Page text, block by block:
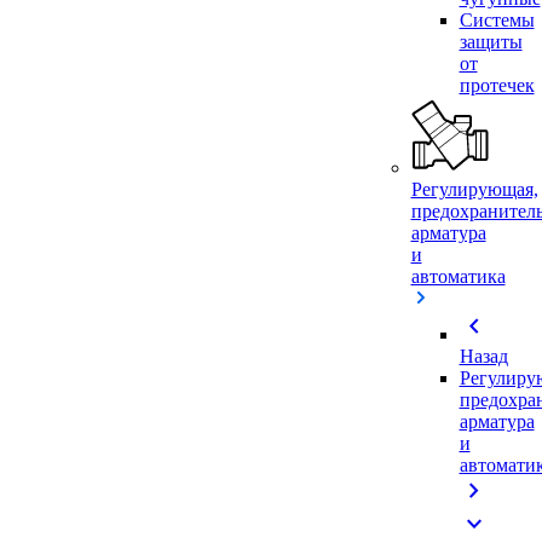
Системы
защиты
от
протечек
Регулирующая,
арматура
и
автоматика
chevron_left
Назад
арматура
и
chevron_right
expand_more